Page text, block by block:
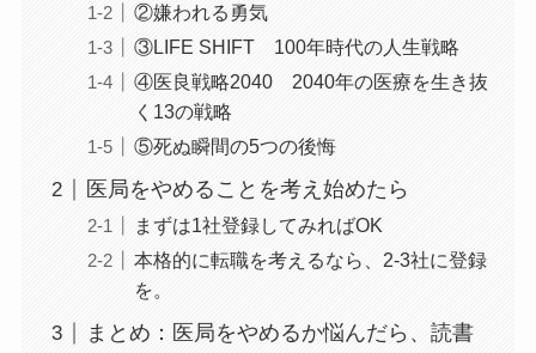
②嫌われる勇気
③LIFE SHIFT 100年時代の人生戦略
④医良戦略2040 2040年の医療を生き抜
く13の戦略
⑤死ぬ瞬間の5つの後悔
医局をやめることを考え始めたら
まずは1社登録してみればOK
本格的に転職を考えるなら、2-3社に登録
を。
まとめ：医局をやめるか悩んだら、読書